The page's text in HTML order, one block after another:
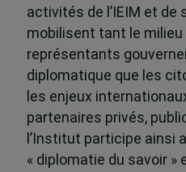
activités de l’IEIM et
mobilisent tant le milieu
représentants
diplomatique que les
les enjeux
partenaires privés,
l’Institut participe ainsi
« diplomatie du savoir »